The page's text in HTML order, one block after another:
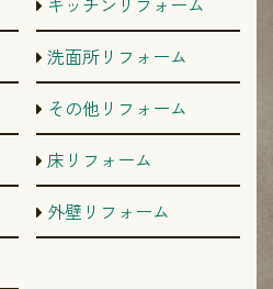
洗面所リフォーム
その他リフォーム
床リフォーム
外壁リフォーム